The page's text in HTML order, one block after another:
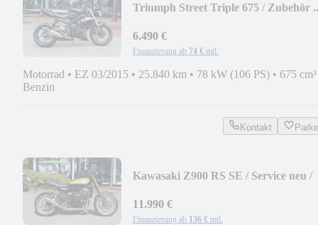
Triumph Street Triple 675 / Zubehör
6.490 €
Finanzierung ab 74 € mtl.
Motorrad • EZ 03/2015 • 25.840 km • 78 kW (106 PS) • 675 cm³
Benzin
Kontakt
Kawasaki Z900 RS SE / Service neu /
11.990 €
Finanzierung ab 136 € mtl.